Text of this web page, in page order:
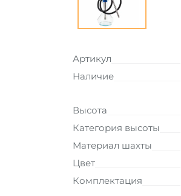
Артикул
Наличие
Высота
Категория высоты
Материал шахты
Цвет
Комплектация